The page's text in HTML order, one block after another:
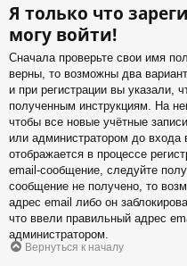
Я только что
могу войти!
Сначала проверьте свои имя
верны, то возможны два
и при регистрации вы указали,
полученным инструкциям. На
чтобы все новые учётные
или администратором до
отображается в процессе
email-сообщение, следуйте
сообщение не получено, то
адрес email либо он
что ввели правильный адрес
администратором.
Вернуться к началу